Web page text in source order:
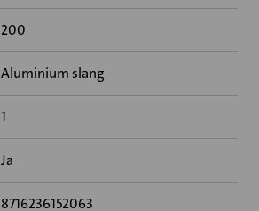
200
Aluminium slang
1
Ja
8716236152063